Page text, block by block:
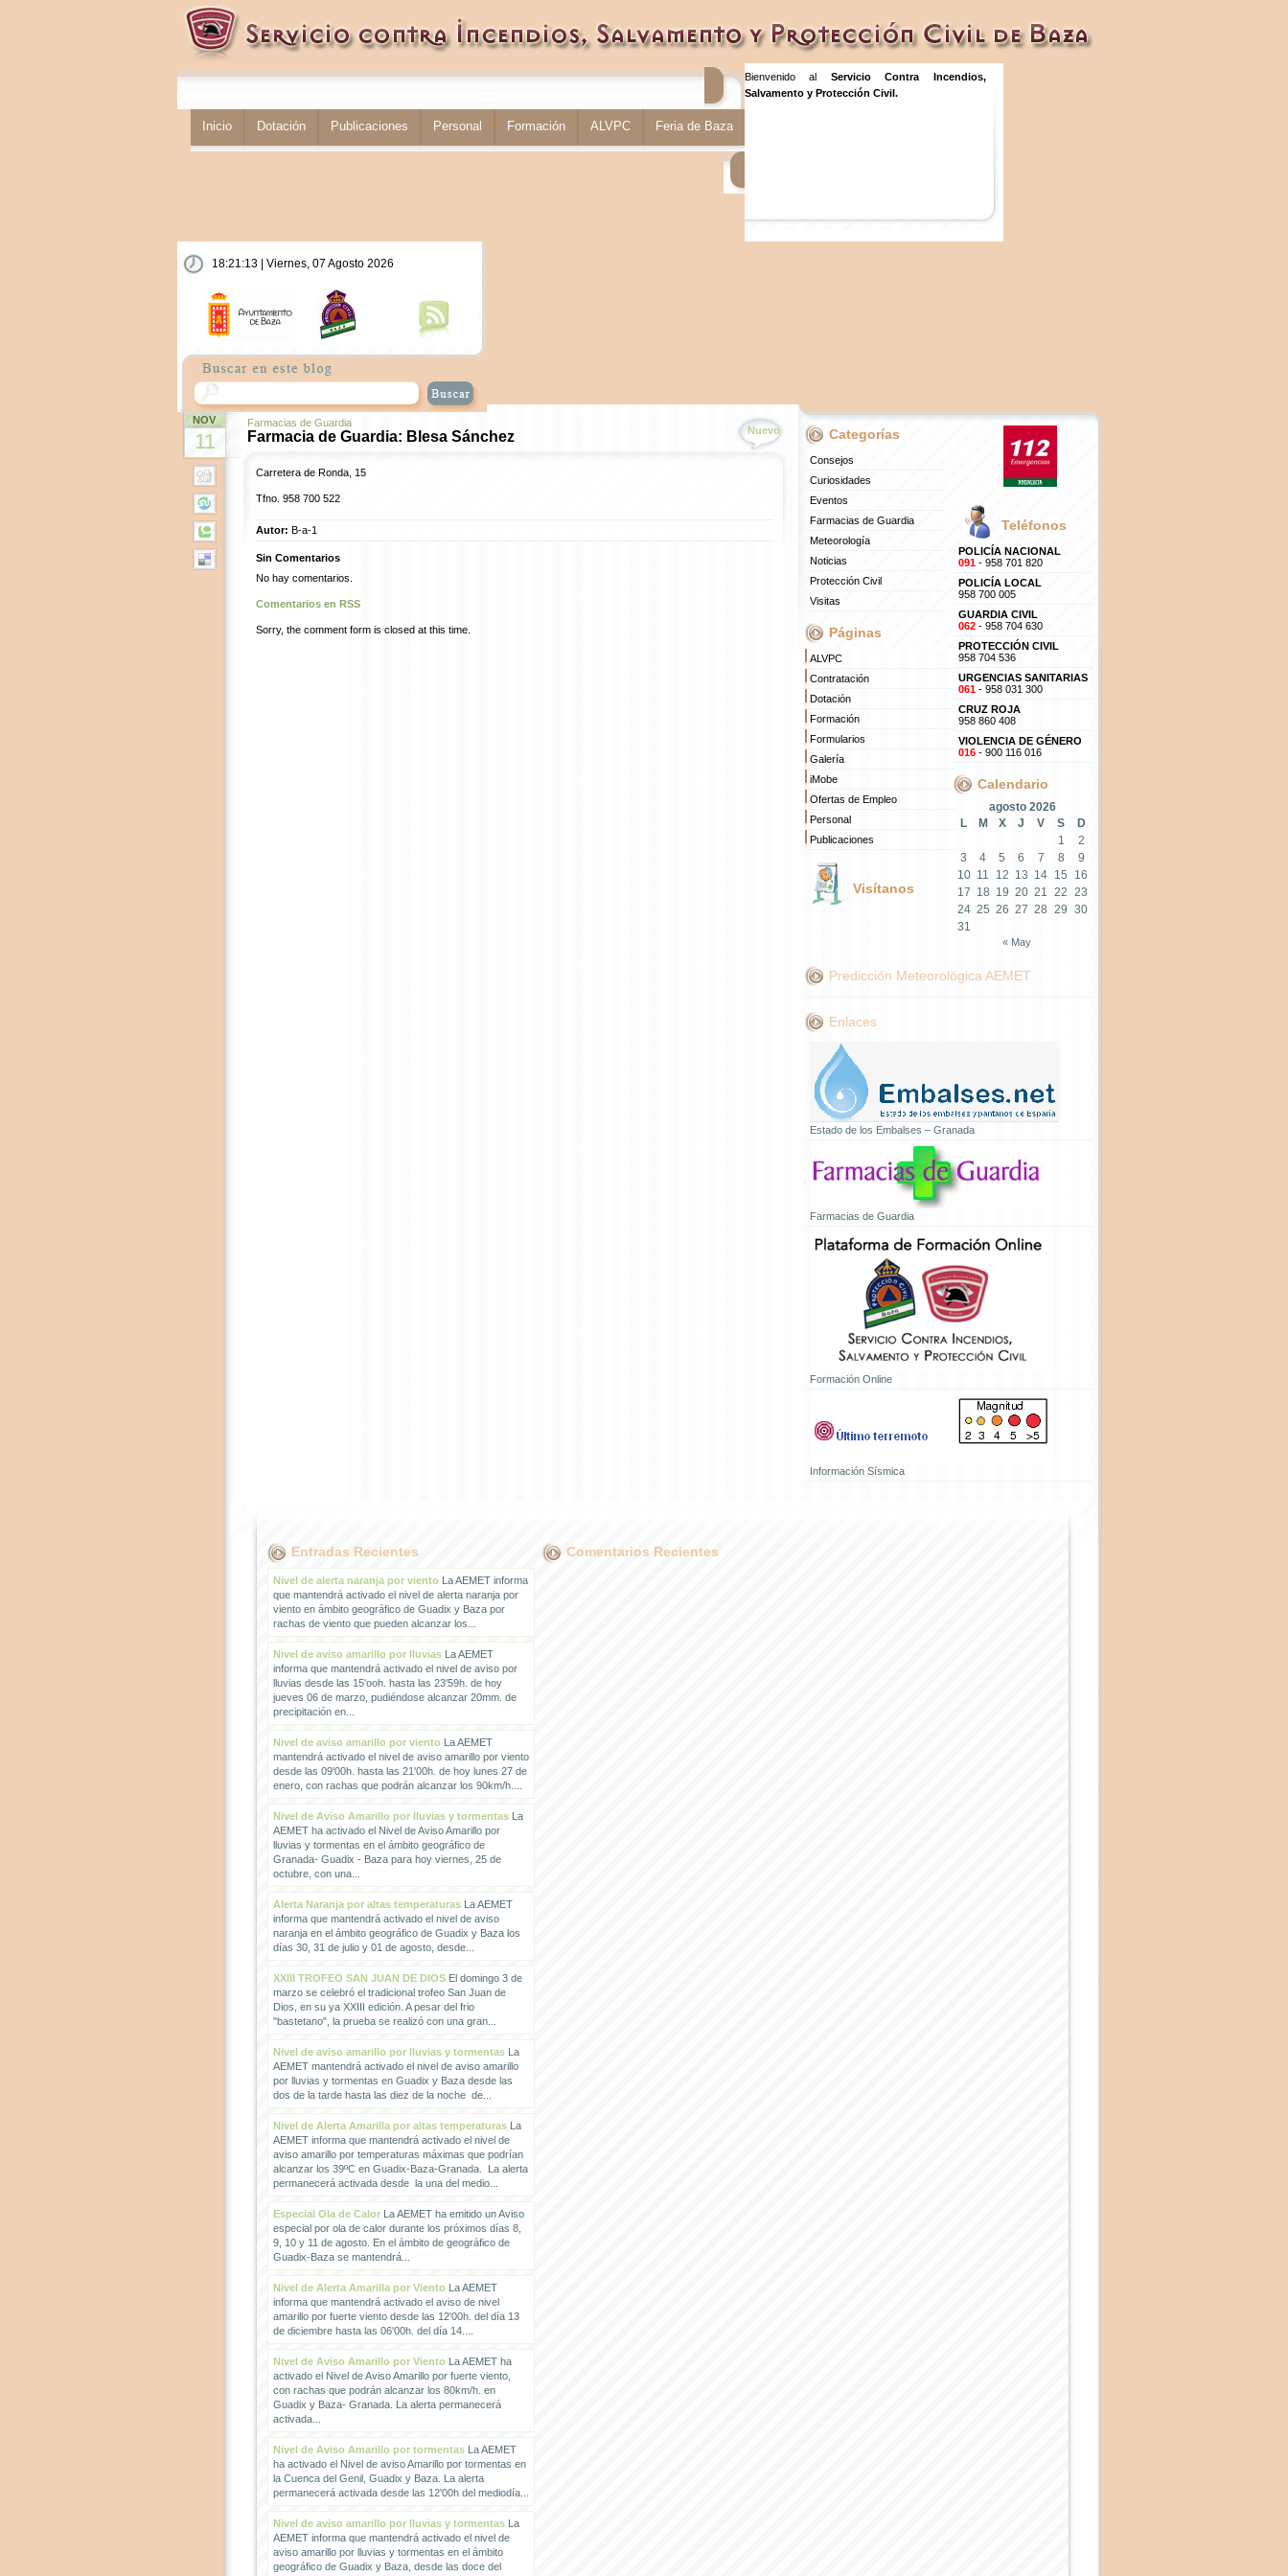
Inicio Dotación Publicaciones Personal Formación ALVPC Feria de Baza
Bienvenido al Servicio Contra Incendios,
Salvamento y Protección Civil.
18:21:13 | Viernes, 07 Agosto 2026
NOV
11
Farmacias de Guardia
Farmacia de Guardia: Blesa Sánchez Nuevo
Carretera de Ronda, 15
Tfno. 958 700 522
Autor: B-a-1
Sin Comentarios
No hay comentarios.
Comentarios en RSS
Sorry, the comment form is closed at this time.
Categorías
Consejos
Curiosidades
Eventos
Farmacias de Guardia
Meteorología
Noticias
Protección Civil
Visitas
Páginas
ALVPC
Contratación
Dotación
Formación
Formularios
Galería
iMobe
Ofertas de Empleo
Personal
Publicaciones
Visítanos
Teléfonos
POLICÍA NACIONAL
091- 958 701 820
POLICÍA LOCAL
958 700 005
GUARDIA CIVIL
062- 958 704 630
PROTECCIÓN CIVIL
958 704 536
URGENCIAS SANITARIAS
061- 958 031 300
CRUZ ROJA
958 860 408
VIOLENCIA DE GÉNERO
016- 900 116 016
Calendario
agosto 2026
L
M X J V S
D
1
2
3
4 5 6 7 8
9
10 11 12 13 14 15
16
17 18 19 20 21 22 23
24 25 26 27 28 29 30
31
« May
Predicción Meteorológica AEMET
Enlaces
Estado de los Embalses – Granada
Farmacias de Guardia
Formación Online
Información Sísmica
Entradas Recientes
Nivel de alerta naranja por vientoLa AEMET informa
que mantendrá activado el nivel de alerta naranja por
viento en ámbito geográfico de Guadix y Baza por
rachas de viento que pueden alcanzar los...
Nivel de aviso amarillo por lluviasLa AEMET
informa que mantendrá activado el nivel de aviso por
lluvias desde las 15'ooh. hasta las 23'59h. de hoy
jueves 06 de marzo, pudiéndose alcanzar 20mm. de
precipitación en...
Nivel de aviso amarillo por vientoLa AEMET
mantendrá activado el nivel de aviso amarillo por viento
desde las 09'00h. hasta las 21'00h. de hoy lunes 27 de
enero, con rachas que podrán alcanzar los 90km/h....
Nivel de Aviso Amarillo por lluvias y tormentasLa
AEMET ha activado el Nivel de Aviso Amarillo por
lluvias y tormentas en el ámbito geográfico de
Granada- Guadix - Baza para hoy viernes, 25 de
octubre, con una...
Alerta Naranja por altas temperaturasLa AEMET
informa que mantendrá activado el nivel de aviso
naranja en el ámbito geográfico de Guadix y Baza los
días 30, 31 de julio y 01 de agosto, desde...
XXIII TROFEO SAN JUAN DE DIOSEl domingo 3 de
marzo se celebró el tradicional trofeo San Juan de
Dios, en su ya XXIII edición. A pesar del frio
"bastetano", la prueba se realizó con una gran...
Nivel de aviso amarillo por lluvias y tormentasLa
AEMET mantendrá activado el nivel de aviso amarillo
por lluvias y tormentas en Guadix y Baza desde las
dos de la tarde hasta las diez de la noche de...
Nivel de Alerta Amarilla por altas temperaturasLa
AEMET informa que mantendrá activado el nivel de
aviso amarillo por temperaturas máximas que podrían
alcanzar los 39ºC en Guadix-Baza-Granada. La alerta
permanecerá activada desde la una del medio...
Especial Ola de CalorLa AEMET ha emitido un Aviso
especial por ola de calor durante los próximos días 8,
9, 10 y 11 de agosto. En el ámbito de geográfico de
Guadix-Baza se mantendrá...
Nivel de Alerta Amarilla por VientoLa AEMET
informa que mantendrá activado el aviso de nivel
amarillo por fuerte viento desde las 12'00h. del día 13
de diciembre hasta las 06'00h. del día 14....
Nivel de Aviso Amarillo por VientoLa AEMET ha
activado el Nivel de Aviso Amarillo por fuerte viento,
con rachas que podrán alcanzar los 80km/h. en
Guadix y Baza- Granada. La alerta permanecerá
activada...
Nivel de Aviso Amarillo por tormentasLa AEMET
ha activado el Nivel de aviso Amarillo por tormentas en
la Cuenca del Genil, Guadix y Baza. La alerta
permanecerá activada desde las 12'00h del mediodía...
Nivel de aviso amarillo por lluvias y tormentasLa
AEMET informa que mantendrá activado el nivel de
aviso amarillo por lluvias y tormentas en el ámbito
geográfico de Guadix y Baza, desde las doce del
Comentarios Recientes